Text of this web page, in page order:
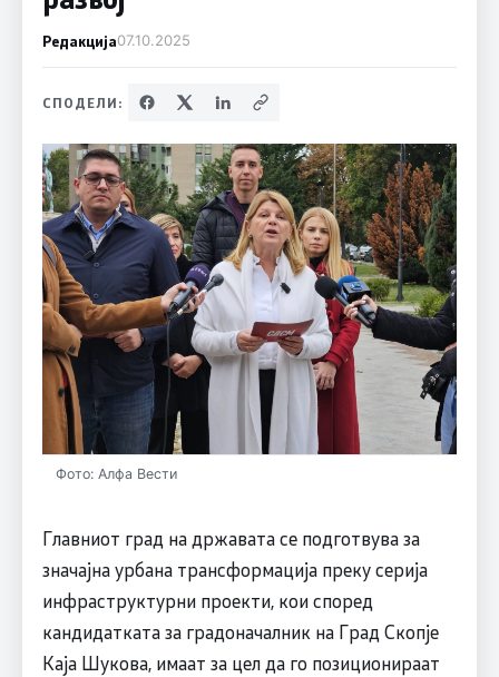
Редакција07.10.2025
СПОДЕЛИ:
Фото: Алфа Вести
Главниот град на државата се подготвува за
значајна урбана трансформација преку серија
инфраструктурни проекти, кои според
кандидатката за градоначалник на Град Скопје
Каја Шукова, имаат за цел да го позиционираат